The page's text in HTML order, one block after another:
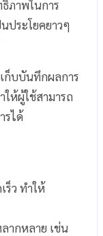
ภาพในการ
ประโยคยาวๆ
ก็บบันทึกผลการ
ห้ผู้ใช้สามารถ
รได้
ร็ว ทำให้
ากหลาย เช่น